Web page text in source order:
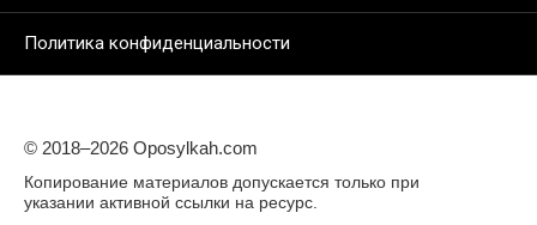
Политика конфиденциальности
© 2018–2026 Oposylkah.com
Копирование материалов допускается только при
указании активной ссылки на ресурс.